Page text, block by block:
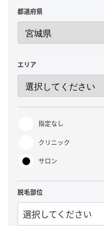
都道府県
エリア
指定なし
クリニック
サロン
脱毛部位
選択してください